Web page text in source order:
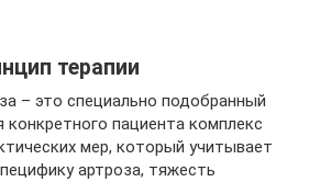
терапии
– это специально подобранный
пациента комплекс
мер, который учитывает
артроза, тяжесть